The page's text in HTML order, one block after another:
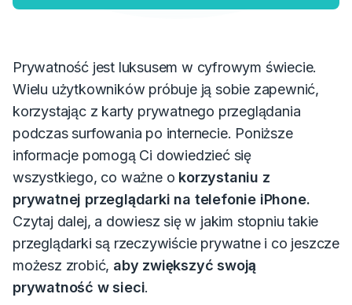
Prywatność jest luksusem w cyfrowym świecie.
Wielu użytkowników próbuje ją sobie zapewnić,
korzystając z karty prywatnego przeglądania
podczas surfowania po internecie. Poniższe
informacje pomogą Ci dowiedzieć się
wszystkiego, co ważne o korzystaniu z
prywatnej przeglądarki na telefonie iPhone.
Czytaj dalej, a dowiesz się w jakim stopniu takie
przeglądarki są rzeczywiście prywatne i co jeszcze
możesz zrobić, aby zwiększyć swoją
prywatność w sieci.